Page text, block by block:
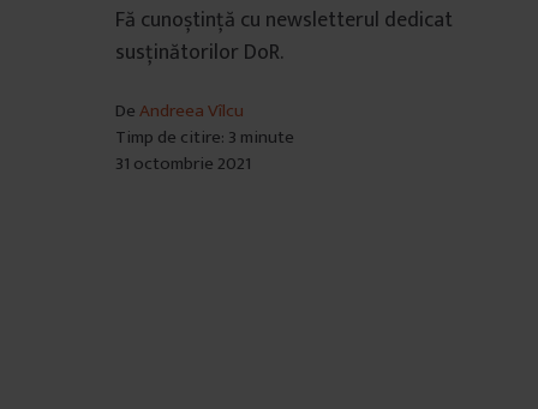
Fă cunoștință cu newsletterul dedicat
susținătorilor DoR.
DeAndreea Vîlcu
Timp de citire: 3 minute
31 octombrie 2021